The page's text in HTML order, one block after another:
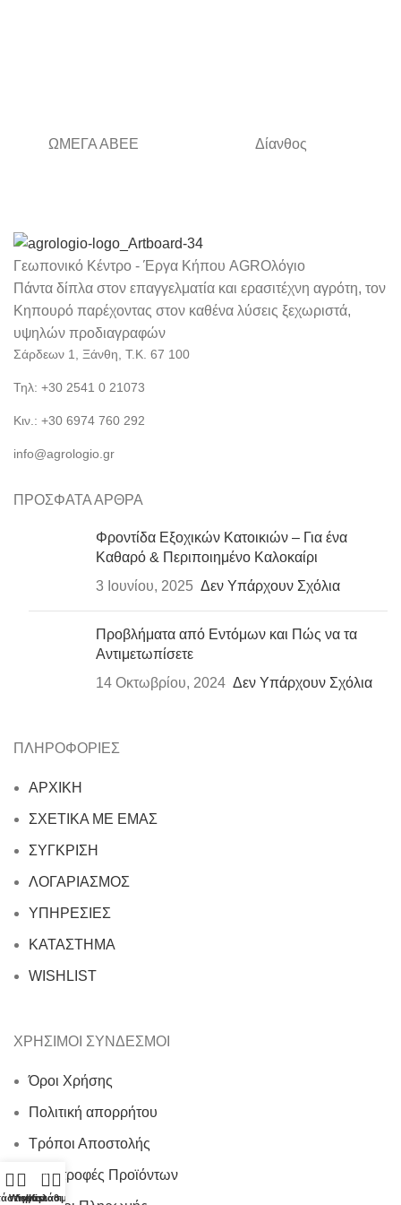
ΩΜΕΓΑ ΑΒΕΕ Δίανθος
Γεωπονικό Κέντρο - Έργα Κήπου AGROλόγιο
Πάντα δίπλα στον επαγγελματία και ερασιτέχνη αγρότη, τον
Κηπουρό παρέχοντας στον καθένα λύσεις ξεχωριστά,
υψηλών προδιαγραφών
Σάρδεων 1, Ξάνθη, Τ.Κ. 67 100
Τηλ: +30 2541 0 21073
Κιν.: +30 6974 760 292
info@agrologio.gr
ΠΡΟΣΦΑΤΑ ΑΡΘΡΑ
Φροντίδα Εξοχικών Κατοικιών – Για ένα
Καθαρό & Περιποιημένο Καλοκαίρι
3 Ιουνίου, 2025 Δεν Υπάρχουν Σχόλια
Προβλήματα από Εντόμων και Πώς να τα
Αντιμετωπίσετε
14 Οκτωβρίου, 2024 Δεν Υπάρχουν Σχόλια
ΠΛΗΡΟΦΟΡΙΕΣ
ΑΡΧΙΚΗ
ΣΧΕΤΙΚΑ ΜΕ ΕΜΑΣ
ΣΥΓΚΡΙΣΗ
ΛΟΓΑΡΙΑΣΜΟΣ
ΥΠΗΡΕΣΙΕΣ
ΚΑΤΑΣΤΗΜΑ
WISHLIST
ΧΡΗΣΙΜΟΙ ΣΥΝΔΕΣΜΟΙ
Όροι Χρήσης
Πολιτική απορρήτου
Τρόποι Αποστολής
Επιστροφές Προϊόντων
Wishlist
0
Καλάθι
Λογαριασμός μου